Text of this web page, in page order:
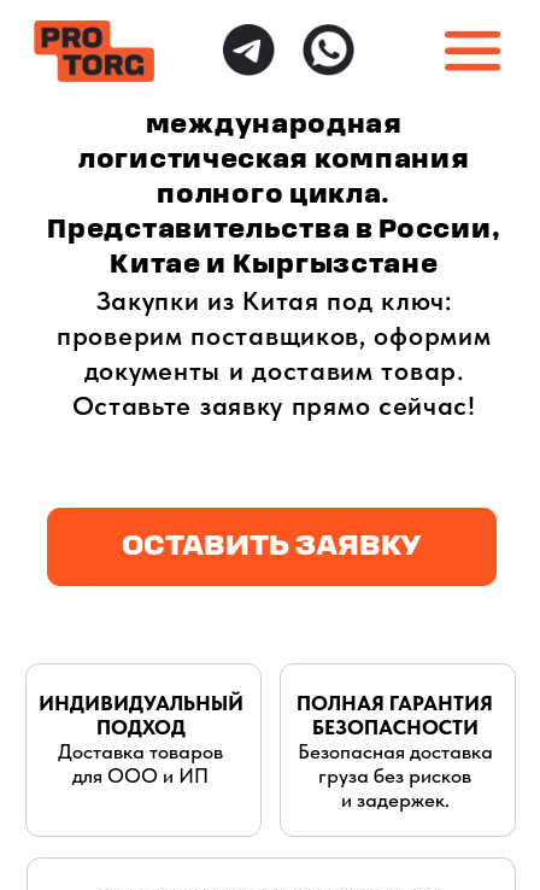
логистическая компания
полного цикла.
Представительства в России,
Китае и Кыргызстане
проверим поставщиков, оформим
документы и доставим товар.
Оставьте заявку прямо сейчас!
ОСТАВИТЬ ЗАЯВКУ
Срок доставки от 3х дней
Стоимость от 0.7 $/кг
Безопасная доставка
груза без рисков
Доставка товаров
для ООО и ИП